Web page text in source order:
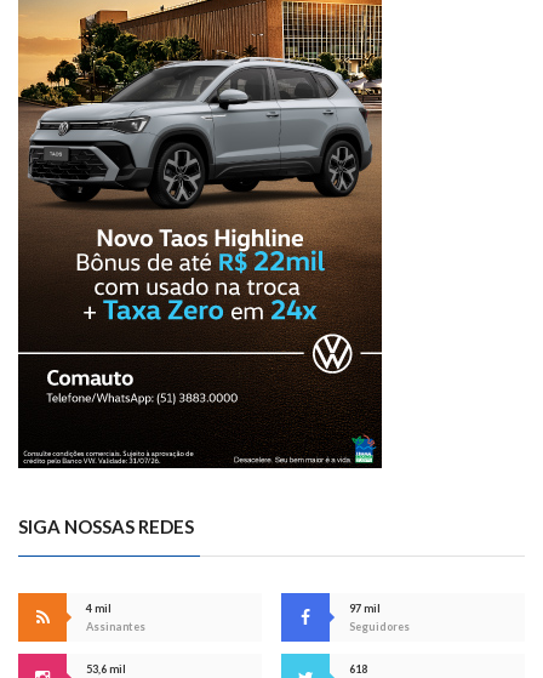
SIGA NOSSAS REDES
4 mil
Assinantes
97 mil
Seguidores
53,6 mil
618